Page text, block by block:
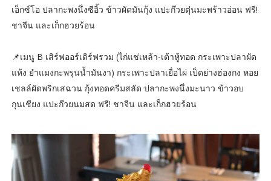
เอ็กซ์โอ ปลากะพงนึ่งซีอิ้ว ข้าวผัดมันกุ้ง แปะก๊วยตุ๋นมะพร้าวอ่อน ฟรี!
ชาจีน และเก็กฮวยร้อน
📌เมนู B เสิร์ฟออร์เดิร์ฟรวม (ไก่แช่เหล้า-เต้าหู้ทอด กระเพาะปลาผัด
แห้ง ยำแมงกะพรุนน้ำมันงา) กระเพาะปลาเยื่อไผ่ เป็ดย่างฮ่องกง หอย
เชลล์ผัดพริกเสฉวน กุ้งทอดครีมสลัด ปลากะพงนึ่งมะนาว ข้าวอบ
กุนเชียง แปะก๊วยนมสด ฟรี! ชาจีน และเก็กฮวยร้อน